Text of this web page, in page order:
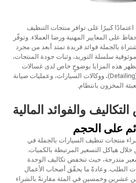
كبيرًا على توافر منتجات التنظيف
على المعايير المهنية ورضا العملاء. وتوفّر
بالجملة فوائد فريدة تمتد أبعد من مجرد
سلسلة التوريد، وثبات جودة المنتجات،
هذه المزايا بوضوحٍ خاص لدى غسالات
السيارات، وخدمات التفصيل (Detailing)، ووكالات السيارات، وعمليات صيانة
المخزون بانتظام.
والفوائد المالية
على الحجم
منتجات تنظيف السيارات بالجملة في
هياكل التسعير المرتبطة بالكميات.
متدرجة، حيث تنخفض تكاليف الوحدة
الطلب. وعادةً ما يحقّق أصحاب الأعمال
عشرين وخمسين في المئة مقارنةً بالشراء